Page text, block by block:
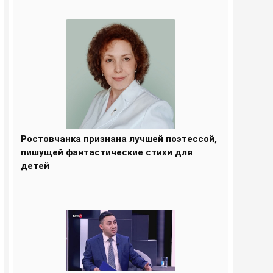
Ростовчанка признана лучшей поэтессой,
пишущей фантастические стихи для
детей